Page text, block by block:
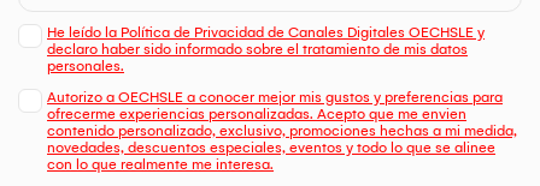
He leído la Política de Privacidad de Canales Digitales OECHSLE y
declaro haber sido informado sobre el tratamiento de mis datos
personales.
Autorizo a OECHSLE a conocer mejor mis gustos y preferencias para
ofrecerme experiencias personalizadas. Acepto que me envien
contenido personalizado, exclusivo, promociones hechas a mi medida,
novedades, descuentos especiales, eventos y todo lo que se alinee
con lo que realmente me interesa.